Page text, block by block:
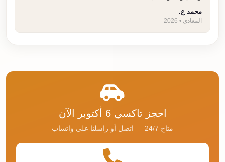
محمد ع.
المعادي • 2026
احجز تاكسي 6 أكتوبر الآن
متاح 24/7 — اتصل أو راسلنا على واتساب